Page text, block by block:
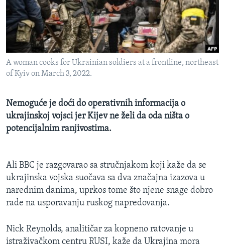
MAGAZIN
O GLASU AMERIKE
Learning English
Jezici
A woman cooks for Ukrainian soldiers at a frontline, northeast
of Kyiv on March 3, 2022.
Nemoguće je doći do operativnih informacija o
ukrajinskoj vojsci jer Kijev ne želi da oda ništa o
potencijalnim ranjivostima.
Ali BBC je razgovarao sa stručnjakom koji kaže da se
ukrajinska vojska suočava sa dva značajna izazova u
narednim danima, uprkos tome što njene snage dobro
rade na usporavanju ruskog napredovanja.
Nick Reynolds, analitičar za kopneno ratovanje u
istraživačkom centru RUSI, kaže da Ukrajina mora